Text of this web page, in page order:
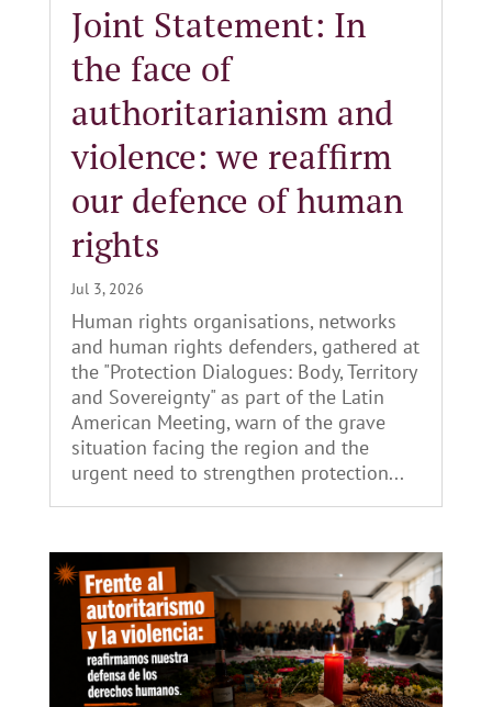
Joint Statement: In
the face of
authoritarianism and
violence: we reaffirm
our defence of human
rights
Jul 3, 2026
Human rights organisations, networks
and human rights defenders, gathered at
the "Protection Dialogues: Body, Territory
and Sovereignty" as part of the Latin
American Meeting, warn of the grave
situation facing the region and the
urgent need to strengthen protection...